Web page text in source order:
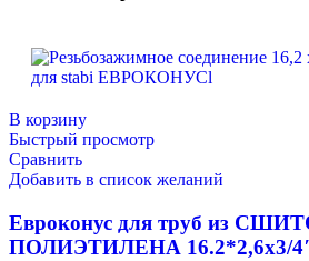
В корзину
Быстрый просмотр
Сравнить
Добавить в список желаний
Евроконус для труб из
ПОЛИЭТИЛЕНА 16.2*2,6х3/